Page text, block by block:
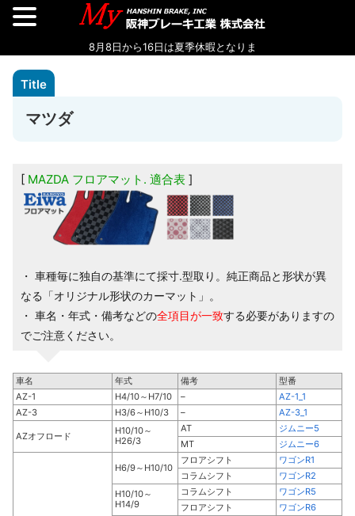
マツダ
MAZDA フロアマット. 適合表
・ 車種毎に独自の基準にて採寸.型取り。純正商品と形状が異
なる「オリジナル形状のカーマット」。
・ 車名・年式・備考などの全項目が一致する必要がありますの
でご注意ください。
車名 年式 備考
型番
AZ-1
H4/10～H7/10 –
AZ-1_1
AZ-3
H3/6～H10/3 – AZ-3_1
AZオフロード
H10/10～
H26/3
AT
ジムニー5
MT
ジムニー6
H6/9～H10/10
フロアシフト
ワゴンR1
コラムシフト
ワゴンR2
H10/10～
H14/9
コラムシフト
ワゴンR5
フロアシフト
ワゴンR6